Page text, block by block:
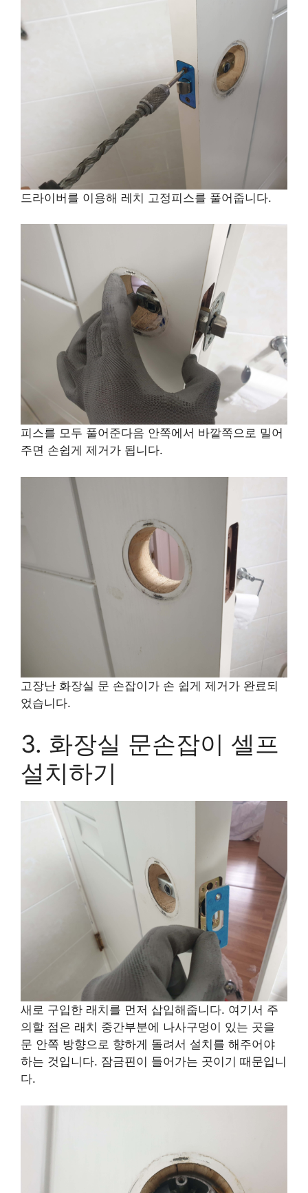
드라이버를 이용해 레치 고정피스를 풀어줍니다.
피스를 모두 풀어준다음 안쪽에서 바깥쪽으로 밀어
주면 손쉽게 제거가 됩니다.
고장난 화장실 문 손잡이가 손 쉽게 제거가 완료되
었습니다.
3. 화장실 문손잡이 셀프
설치하기
새로 구입한 래치를 먼저 삽입해줍니다. 여기서 주
의할 점은 래치 중간부분에 나사구멍이 있는 곳을
문 안쪽 방향으로 향하게 돌려서 설치를 해주어야
하는 것입니다. 잠금핀이 들어가는 곳이기 때문입니
다.